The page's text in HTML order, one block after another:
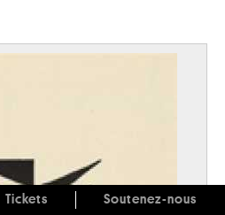
Tickets Soutenez-nous